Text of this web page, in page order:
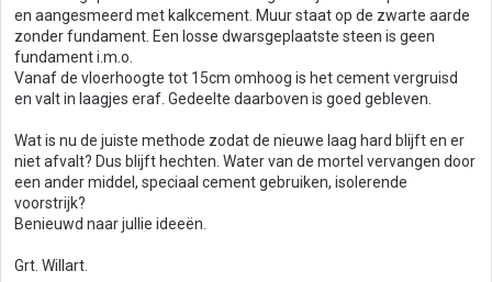
en aangesmeerd met kalkcement. Muur staat op de zwarte aarde
zonder fundament. Een losse dwarsgeplaatste steen is geen
fundament i.m.o.
Vanaf de vloerhoogte tot 15cm omhoog is het cement vergruisd
en valt in laagjes eraf. Gedeelte daarboven is goed gebleven.
Wat is nu de juiste methode zodat de nieuwe laag hard blijft en er
niet afvalt? Dus blijft hechten. Water van de mortel vervangen door
een ander middel, speciaal cement gebruiken, isolerende
voorstrijk?
Benieuwd naar jullie ideeën.
Grt. Willart.